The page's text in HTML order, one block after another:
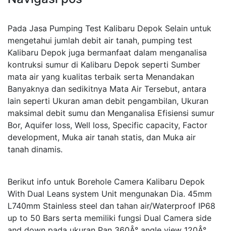
Pada Jasa Pumping Test Kalibaru Depok Selain untuk
mengetahui jumlah debit air tanah, pumping test
Kalibaru Depok juga bermanfaat dalam menganalisa
kontruksi sumur di Kalibaru Depok seperti Sumber
mata air yang kualitas terbaik serta Menandakan
Banyaknya dan sedikitnya Mata Air Tersebut, antara
lain seperti Ukuran aman debit pengambilan, Ukuran
maksimal debit sumu dan Menganalisa Efisiensi sumur
Bor, Aquifer loss, Well loss, Specific capacity, Factor
development, Muka air tanah statis, dan Muka air
tanah dinamis.
Berikut info untuk Borehole Camera Kalibaru Depok
With Dual Leans system Unit mengunakan Dia. 45mm
L740mm Stainless steel dan tahan air/Waterproof IP68
up to 50 Bars serta memiliki fungsi Dual Camera side